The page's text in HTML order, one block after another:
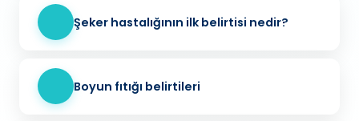
Şeker hastalığının ilk belirtisi nedir?
Boyun fıtığı belirtileri